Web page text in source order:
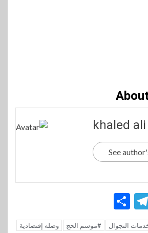
khaled ali
See
Telegram
التجوال #موسم الحج وصله إقتصادية